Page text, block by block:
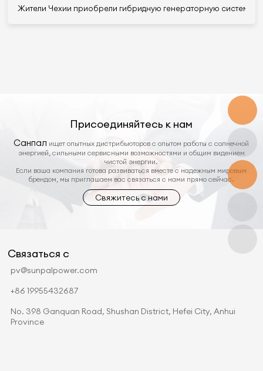
Жители Чехии приобрели гибридную генераторную систему
Присоединяйтесь к нам
Санпал ищет опытных дистрибьюторов с опытом работы с солнечной
энергией, сильными сервисными возможностями и общим видением
чистой энергии.
Если ваша компания готова развиваться вместе с надежным мировым
брендом, мы приглашаем вас связаться с нами прямо сейчас.
Свяжитесь с нами
Связаться с
pv@sunpalpower.com
+86 19955432687
No. 398 Ganquan Road, Shushan District, Hefei City, Anhui
Province